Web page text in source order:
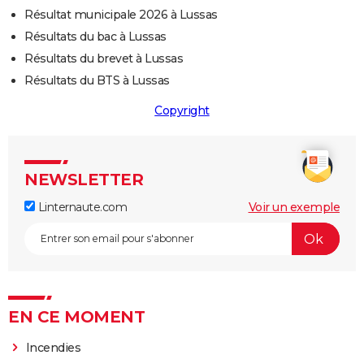
Résultat municipale 2026 à Lussas
Résultats du bac à Lussas
Résultats du brevet à Lussas
Résultats du BTS à Lussas
Copyright
NEWSLETTER
Linternaute.com Voir un exemple
EN CE MOMENT
Incendies